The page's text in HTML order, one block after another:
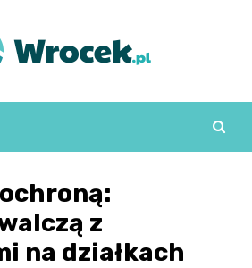
z
na działkach